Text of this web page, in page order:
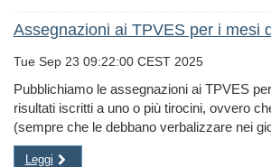
Assegnazioni ai TPVES per i mesi
Tue Sep 23 09:22:00 CEST 2025
Pubblichiamo le assegnazioni ai TPVES
risultati iscritti a uno o più tirocini, ovvero
(sempre che le debbano verbalizzare nei
Leggi